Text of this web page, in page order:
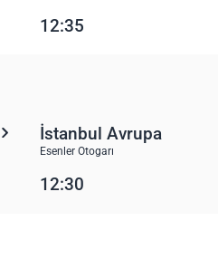
12:35
İstanbul Avrupa
Esenler Otogarı
12:30